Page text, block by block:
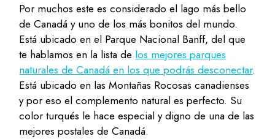
Por muchos este es considerado el lago más bello
de Canadá y uno de los más bonitos del mundo.
Está ubicado en el Parque Nacional Banff, del que
te hablamos en la lista de los mejores parques
naturales de Canadá en los que podrás desconectar.
Está ubicado en las Montañas Rocosas canadienses
y por eso el complemento natural es perfecto. Su
color turqués le hace especial y digno de una de las
mejores postales de Canadá.